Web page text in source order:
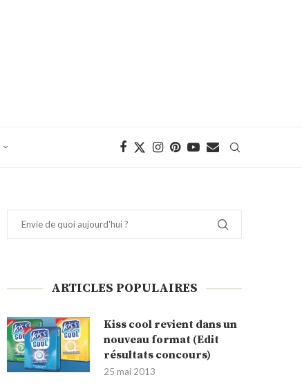
ARTICLES POPULAIRES
Kiss cool revient dans un
nouveau format (Edit
résultats concours)
25 mai 2013